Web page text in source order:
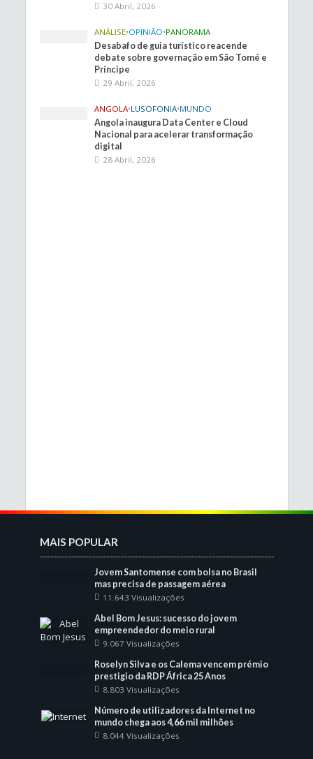
30 Abril, 2026
ANÁLISE•OPINIÃO•PANORAMA
Desabafo de guia turístico reacende
debate sobre governação em São Tomé e
Príncipe
29 Abril, 2026
ANGOLA•LUSOFONIA•MUNDO
Angola inaugura Data Center e Cloud
Nacional para acelerar transformação
digital
28 Abril, 2026
MAIS POPULAR
Jovem Santomense com bolsa no Brasil
mas precisa de passagem aérea
11.643 Visualizações
Abel Bom Jesus: sucesso do jovem
empreendedor do meio rural
9.067 Visualizações
Roselyn Silva e os Calema vencem prémio
prestigio da RDP África 25 Anos
8.803 Visualizações
Número de utilizadores da Internet no
mundo chega aos 4,66 mil milhões
8.044 Visualizações